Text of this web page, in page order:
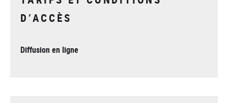
D’ACCÈS
Diffusion en ligne